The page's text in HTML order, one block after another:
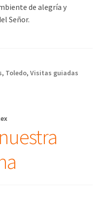
de alegría y
Señor.
, Toledo, Visitas guiadas